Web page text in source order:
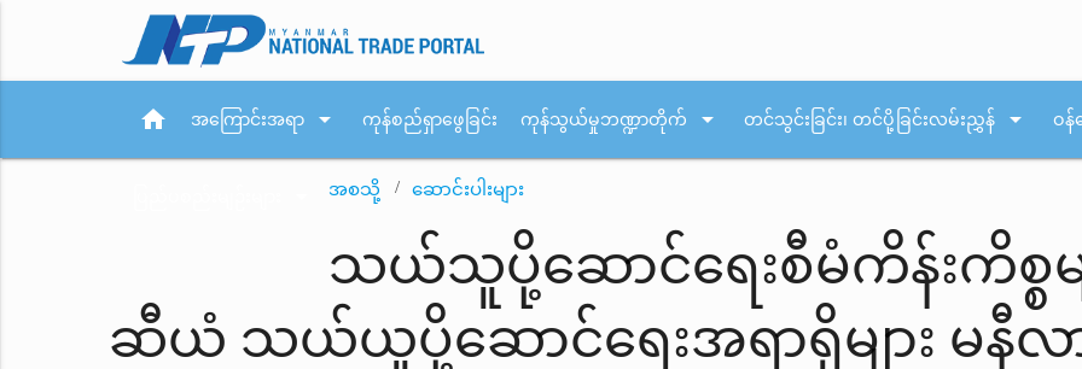
home အကြောင်းအရာ arrow_drop_down ကုန်စည်ရှာဖွေခြင်း ကုန်သွယ်မှုဘဏ္ဍာတိုက် arrow_drop_down တင်သွင်းခြင်း၊ တင်ပို့ခြင်းလမ်းညွှန် arrow_drop_down ဝန်
အစသို့ ဆောင်းပါးများ
သယ်သူပို့ဆောင်ရေးစီမံကိန်းကိစ္စမ
ဆီယံ သယ်ယူပို့ဆောင်ရေးအရာရှိများ မနီ